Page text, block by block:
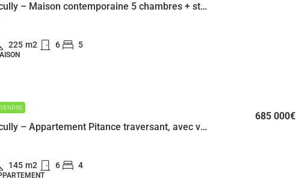
Ecully – Maison contemporaine 5 chambres + studio indépendant
225 m2 6 5
Écully – Appartement Pitance traversant, avec vue dégagée
685 000€
145 m2 6 4